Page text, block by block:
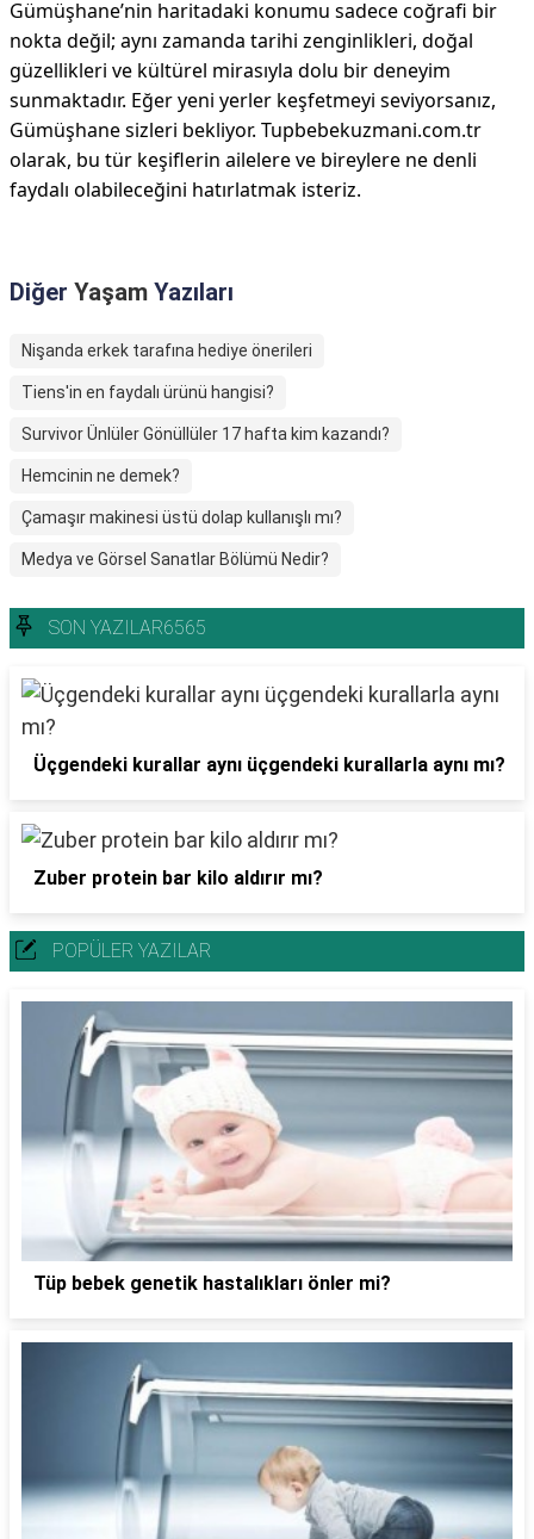
Gümüşhane’nin haritadaki konumu sadece coğrafi bir
nokta değil; aynı zamanda tarihi zenginlikleri, doğal
güzellikleri ve kültürel mirasıyla dolu bir deneyim
sunmaktadır. Eğer yeni yerler keşfetmeyi seviyorsanız,
Gümüşhane sizleri bekliyor. Tupbebekuzmani.com.tr
olarak, bu tür keşiflerin ailelere ve bireylere ne denli
faydalı olabileceğini hatırlatmak isteriz.
Diğer Yaşam Yazıları
Nişanda erkek tarafına hediye önerileri
Tiens'in en faydalı ürünü hangisi?
Survivor Ünlüler Gönüllüler 17 hafta kim kazandı?
Hemcinin ne demek?
Çamaşır makinesi üstü dolap kullanışlı mı?
Medya ve Görsel Sanatlar Bölümü Nedir?
SON YAZILAR6565
Üçgendeki kurallar aynı üçgendeki kurallarla aynı mı?
Zuber protein bar kilo aldırır mı?
POPÜLER YAZILAR
Tüp bebek genetik hastalıkları önler mi?